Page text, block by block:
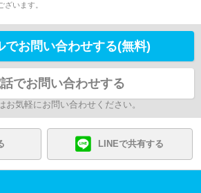
います。
でお問い合わせする(無料)
でお問い合わせする
お気軽にお問い合わせください。
LINEで共有する